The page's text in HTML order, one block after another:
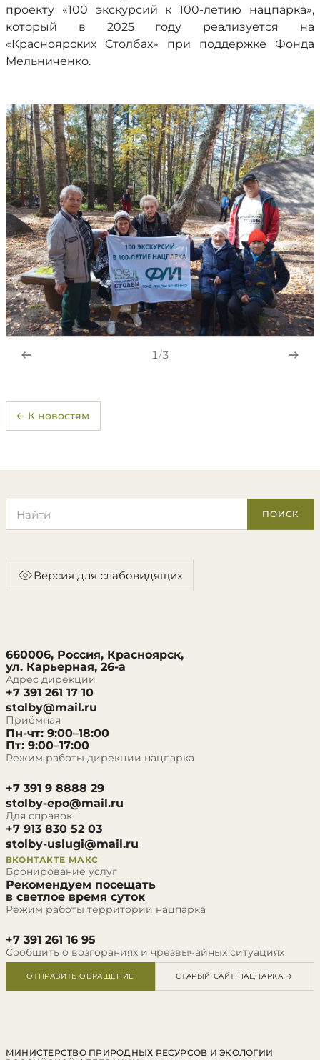
проекту «100 экскурсий к 100-летию нацпарка»,
который в 2025 году реализуется на
«Красноярских Столбах» при поддержке Фонда
Мельниченко.
1/3
← К новостям
ПОИСК
Версия для слабовидящих
660006, Россия, Красноярск,
ул. Карьерная, 26-а
Адрес дирекции
+7 391 261 17 10
stolby@mail.ru
Приёмная
Пн-чт: 9:00–18:00
Пт: 9:00–17:00
Режим работы дирекции нацпарка
+7 391 9 8888 29
stolby-epo@mail.ru
Для справок
+7 913 830 52 03
stolby-uslugi@mail.ru
ВКОНТАКТЕ МАКС
Бронирование услуг
Рекомендуем посещать
в светлое время суток
Режим работы территории нацпарка
+7 391 261 16 95
Сообщить о возгораниях и чрезвычайных ситуациях
ОТПРАВИТЬ ОБРАЩЕНИЕ СТАРЫЙ САЙТ НАЦПАРКА →
МИНИСТЕРСТВО ПРИРОДНЫХ РЕСУРСОВ И ЭКОЛОГИИ